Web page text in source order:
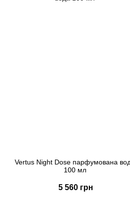
Vertus Night Dose парфумована
100 мл
5 560 грн